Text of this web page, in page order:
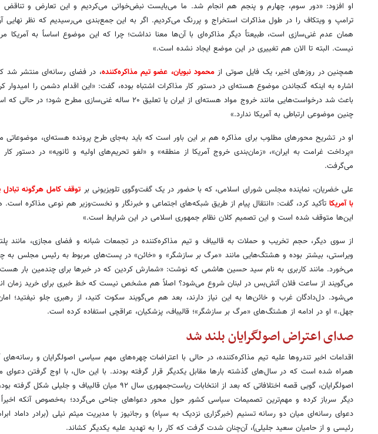
او افزود: «دور سوم، چهارم و پنجم هم انجام شد. ما می‌بایست نبض‌خوانی می‌کردیم و این تعارض و تناقض
ترامپ و ویتکاف را در طول مذاکرات استخراج و پررنگ می‌کردیم. اگر به این جمع‌بندی می‌رسیدیم که نظر نهایی
همان عدم غنی‌سازی است، طبیعتاً دیگر مذاکره‌ای با آن‌ها معنا نداشت؛ چرا که این موضوع اساساً به آمریکا
نیست. البته تا الان هم تغییری در این موضع ایجاد نشده است.»
همچنین در روزهای اخیر، یک فایل صوتی از محمود نبویان، عضو تیم مذاکره‌کننده، در فضای رسانه‌ای منتشر شد
اشاره به اینکه گنجاندن موضوع هسته‌ای در دستور کار مذاکرات اشتباه بوده، گفت: «این اقدام دشمن را امیدوار
باعث شد درخواست‌هایی مانند خروج مواد هسته‌ای از ایران یا تعلیق ۲۰ ساله غنی‌سازی مطرح شود؛ در
چنین موضوعی ارتباطی به آمریکا ندارد.»
او در تشریح محورهای مطلوب برای مذاکره هم بر این باور است که باید به‌جای طرح پرونده هسته‌ای، موضوعاتی
«پرداخت غرامت به ایران»، «زمان‌بندی خروج آمریکا از منطقه» و «لغو تحریم‌های اولیه و ثانویه» در دستور کار
می‌گرفت.
علی خضریان، نماینده مجلس شورای اسلامی، که با حضور در یک گفت‌وگوی تلویزیونی بر توقف کامل هرگونه تبادل
با آمریکا تأکید کرد، گفت: «انتقال پیام از طریق شبکه‌های اجتماعی و خبرنگار و نخست‌وزیر هم نوعی مذاکره است.
این‌ها متوقف شده است و این تصمیم کلان نظام جمهوری اسلامی در این شرایط است.»
از سوی دیگر، حجم تخریب و حملات به قالیباف و تیم مذاکره‌کننده در تجمعات شبانه و فضای مجازی، مانند
ویراستی، بیشتر بوده و هشتگ‌هایی مانند «مرگ بر سازشگر» و «خائن» در پست‌های مربوط به رئیس مجلس به
می‌خورد. مانند کاربری به نام سید حسین هاشمی که نوشت: «شمارش کردین که در خبرها برای چندمین بار
می‌گویند از ساعت فلان آتش‌بس در لبنان شروع می‌شود؟ اصلاً هم مشخص نیست که خط خبری برای خرید زمان
می‌شود. دل‌دادگان غرب و خائن‌ها به این نیاز دارند، بعد هم می‌گویند سکوت کنید، از رهبری جلو نیفتید؛
جهل.» او در ادامه از هشتگ‌های «مرگ بر سازشگر»؛ قالیباف، پزشکیان، عراقچی استفاده کرده است.
صدای اعتراض اصولگرایان بلند شد
اقدامات اخیر تندروها علیه تیم مذاکره‌کننده، در حالی با اعتراضات چهره‌های مهم سیاسی اصولگرایان و رسانه‌های
همراه شده است که در سال‌های گذشته بارها مقابل یکدیگر قرار گرفته بودند. با این حال، با اوج گرفتن دعوای
اصولگرایان، گویی قصه اختلافاتی که بعد از انتخابات ریاست‌جمهوری سال ۹۲ میان قالیباف و جلیلی شکل
دیگر سرباز کرده و مهم‌ترین تصمیمات سیاسی کشور حول محور دعواهای جناحی می‌گردد؛ به‌خصوص آنکه اخیراً
دعوای رسانه‌ای میان دو رسانه تسنیم (خبرگزاری نزدیک به سپاه) و رجانیوز با مدیریت میثم نیلی (برادر داماد
رئیسی و از حامیان سعید جلیلی)، آن‌چنان شدت گرفت که کار را به تهدید علیه یکدیگر کشاند.